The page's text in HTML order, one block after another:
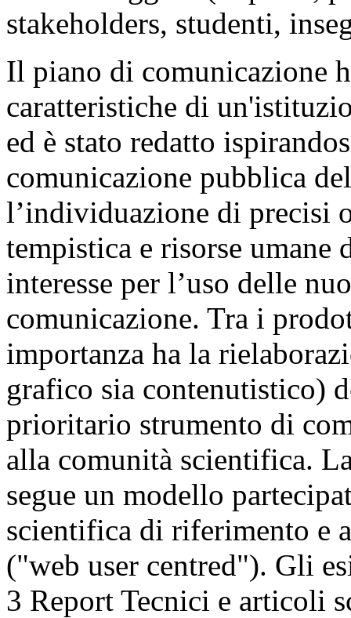
stakeholders, studenti,
Il piano di comunicazione
caratteristiche di
ed è stato redatto
comunicazione pubblica
l’individuazione di precisi
tempistica e risorse umane
interesse per l’uso delle
comunicazione. Tra i
importanza ha la
grafico sia contenutistico)
prioritario strumento di
alla comunità scientifica.
segue un modello
scientifica di riferimento e
("web user centred"). Gli
3 Report Tecnici e articoli